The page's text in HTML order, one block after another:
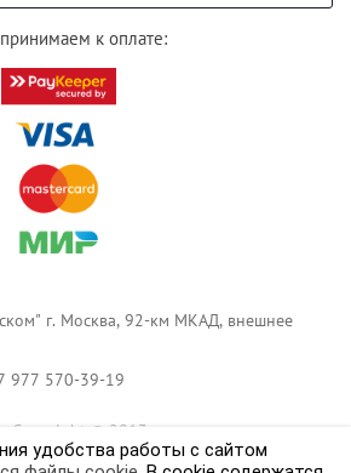
удобства работы с сайтом
к оплате:
г. Москва, 92-км МКАД, внешнее
977 570-39-19
Copyright © 2013
Создание сайтаМегагрупп